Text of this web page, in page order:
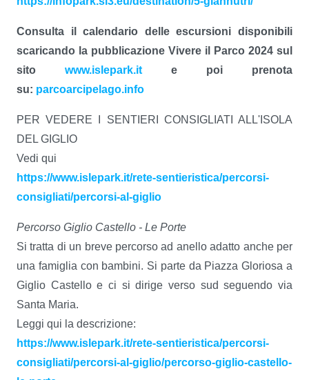
Consulta il calendario delle escursioni disponibili
scaricando la pubblicazione Vivere il Parco 2024 sul
sito www.islepark.it e poi prenota
su: parcoarcipelago.info
PER VEDERE I SENTIERI CONSIGLIATI ALL'ISOLA
DEL GIGLIO
Vedi qui
https://www.islepark.it/rete-sentieristica/percorsi-
consigliati/percorsi-al-giglio
Percorso Giglio Castello - Le Porte
Si tratta di un breve percorso ad anello adatto anche per
una famiglia con bambini. Si parte da Piazza Gloriosa a
Giglio Castello e ci si dirige verso sud seguendo via
Santa Maria.
Leggi qui la descrizione:
https://www.islepark.it/rete-sentieristica/percorsi-
consigliati/percorsi-al-giglio/percorso-giglio-castello-